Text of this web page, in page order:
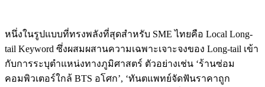
หนึ่งในรูปแบบที่ทรงพลังที่สุดสำหรับ SME ไทยคือ Local Long-
tail Keyword ซึ่งผสมผสานความเฉพาะเจาะจงของ Long-tail เข้า
กับการระบุตำแหน่งทางภูมิศาสตร์ ตัวอย่างเช่น ‘ร้านซ่อม
คอมพิวเตอร์ใกล้ BTS อโศก’, ‘ทันตแพทย์จัดฟันราคาถูก